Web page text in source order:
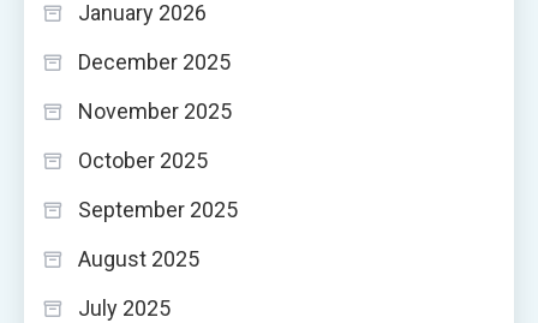
January 2026
December 2025
November 2025
October 2025
September 2025
August 2025
July 2025